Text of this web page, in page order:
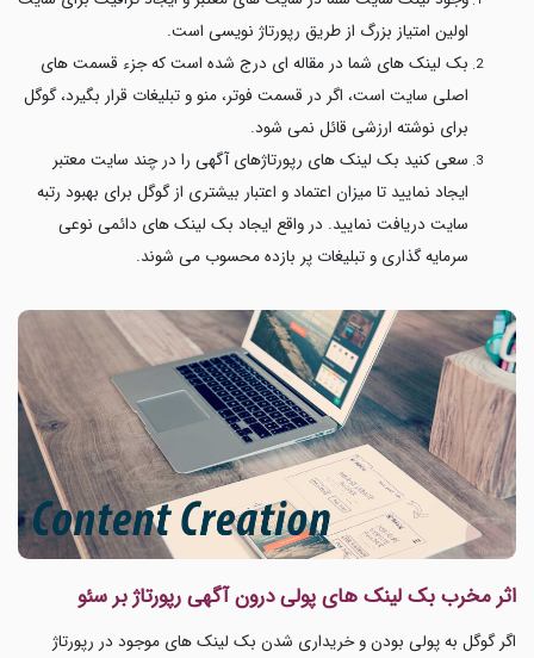
اولین امتیاز بزرگ از طریق رپورتاژ نویسی است.
بک لینک های شما در مقاله ای درج شده است که جزء قسمت های
اصلی سایت است، اگر در قسمت فوتر، منو و تبلیغات قرار بگیرد، گوگل
برای نوشته ارزشی قائل نمی شود.
سعی کنید بک لینک های رپورتاژهای آگهی را در چند سایت معتبر
ایجاد نمایید تا میزان اعتماد و اعتبار بیشتری از گوگل برای بهبود رتبه
سایت دریافت نمایید. در واقع ایجاد بک لینک های دائمی نوعی
سرمایه گذاری و تبلیغات پر بازده محسوب می شوند.
اثر مخرب بک لینک های پولی درون آگهی رپورتاژ بر سئو
اگر گوگل به پولی بودن و خریداری شدن بک لینک های موجود در رپورتاژ